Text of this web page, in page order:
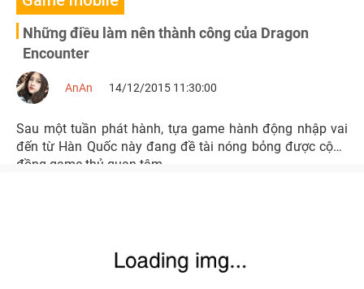
Những điều làm nên thành công của Dragon
Encounter
AnAn 14/12/2015 11:30:00
Sau một tuần phát hành, tựa game hành động nhập vai
đến từ Hàn Quốc này đang đề tài nóng bỏng được cộng
đồng game thủ quan tâm